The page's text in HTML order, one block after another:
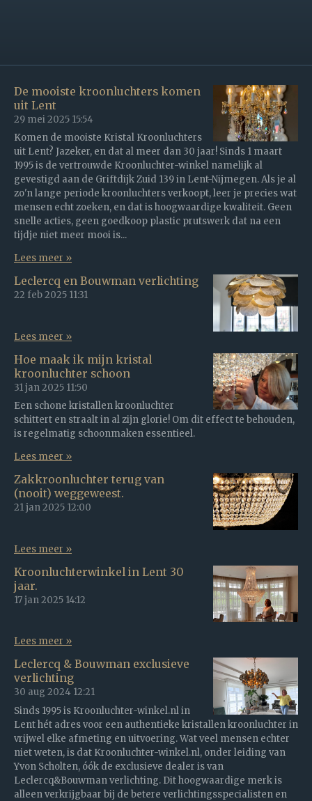
De mooiste kroonluchters komen
uit Lent
29 mei 2025 15:54
Komen de mooiste Kristal Kroonluchters
uit Lent? Jazeker, en dat al meer dan 30 jaar! Sinds 1 maart
1995 is de vertrouwde Kroonluchter-winkel namelijk al
gevestigd aan de Griftdijk Zuid 139 in Lent-Nijmegen. Als je al
zo'n lange periode kroonluchters verkoopt, leer je precies wat
mensen echt zoeken, en dat is hoogwaardige kwaliteit. Geen
snelle acties, geen goedkoop plastic prutswerk dat na een
tijdje niet meer mooi is...
Lees meer »
Leclercq en Bouwman verlichting
22 feb 2025 11:31
Lees meer »
Hoe maak ik mijn kristal
kroonluchter schoon
31 jan 2025 11:50
Een schone kristallen kroonluchter
schittert en straalt in al zijn glorie! Om dit effect te behouden,
is regelmatig schoonmaken essentieel.
Lees meer »
Zakkroonluchter terug van
(nooit) weggeweest.
21 jan 2025 12:00
Lees meer »
Kroonluchterwinkel in Lent 30
jaar.
17 jan 2025 14:12
Lees meer »
Leclercq & Bouwman exclusieve
verlichting
30 aug 2024 12:21
Sinds 1995 is Kroonluchter-winkel.nl in
Lent hét adres voor een authentieke kristallen kroonluchter in
vrijwel elke afmeting en uitvoering. Wat veel mensen echter
niet weten, is dat Kroonluchter-winkel.nl, onder leiding van
Yvon Scholten, óók de exclusieve dealer is van
Leclercq&Bouwman verlichting. Dit hoogwaardige merk is
alleen verkrijgbaar bij de betere verlichtingsspecialisten en